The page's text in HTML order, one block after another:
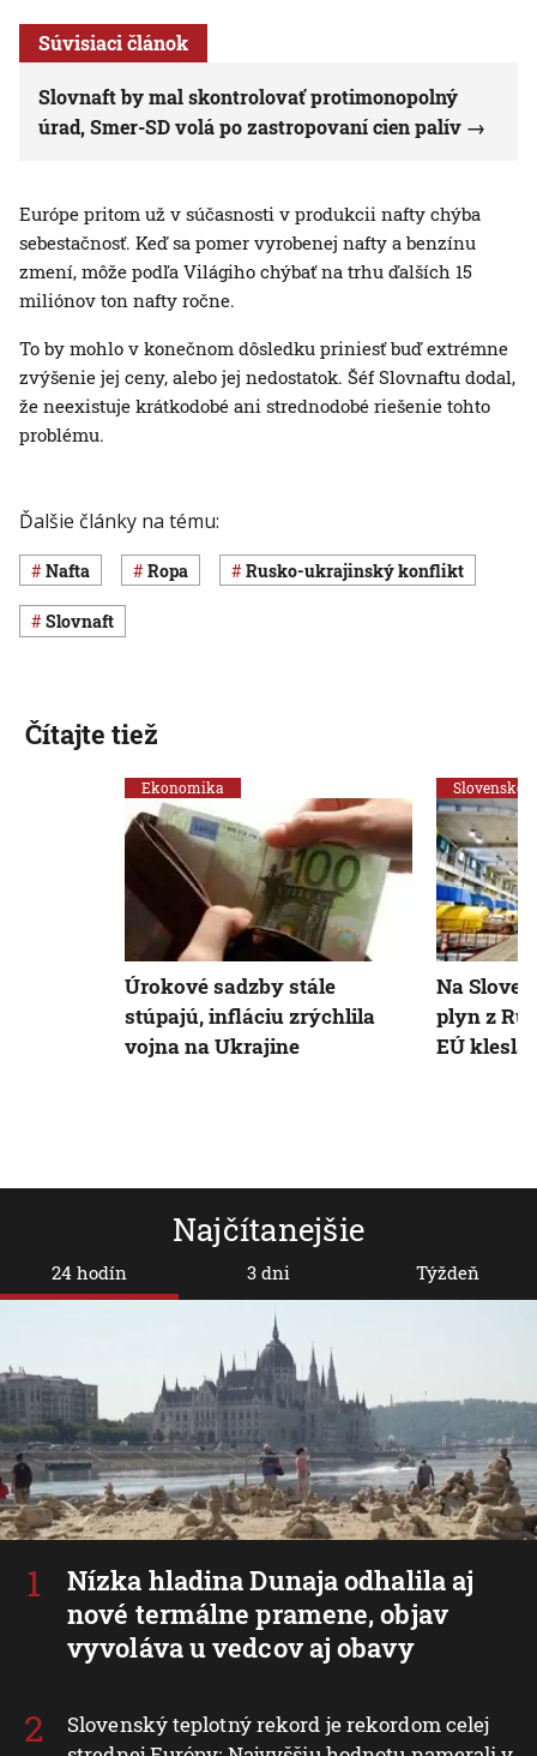
Súvisiaci článok
Slovnaft by mal skontrolovať protimonopolný
úrad, Smer-SD volá po zastropovaní cien palív
Európe pritom už v súčasnosti v produkcii nafty chýba
sebestačnosť. Keď sa pomer vyrobenej nafty a benzínu
zmení, môže podľa Világiho chýbať na trhu ďalších 15
miliónov ton nafty ročne.
To by mohlo v konečnom dôsledku priniesť buď extrémne
zvýšenie jej ceny, alebo jej nedostatok. Šéf Slovnaftu dodal,
že neexistuje krátkodobé ani strednodobé riešenie tohto
problému.
Ďalšie články na tému:
nafta ropa rusko-ukrajinský konflikt
Slovnaft
Najčítanejšie
24 hodín
Nízka hladina Dunaja odhalila aj
nové termálne pramene, objav
vyvoláva u vedcov aj obavy
Slovenský teplotný rekord je rekordom celej
3 dni Týždeň
Čítajte tiež
Ekonomika
Úrokové sadzby stále
stúpajú, infláciu zrýchlila
vojna na Ukrajine
Slovensko
Na
plyn z
EÚ klesla